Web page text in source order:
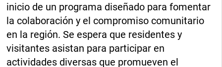
inicio de un programa diseñado para fomentar
la colaboración y el compromiso comunitario
en la región. Se espera que residentes y
visitantes asistan para participar en
actividades diversas que promueven el